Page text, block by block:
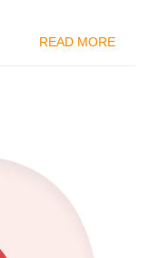
READ MORE